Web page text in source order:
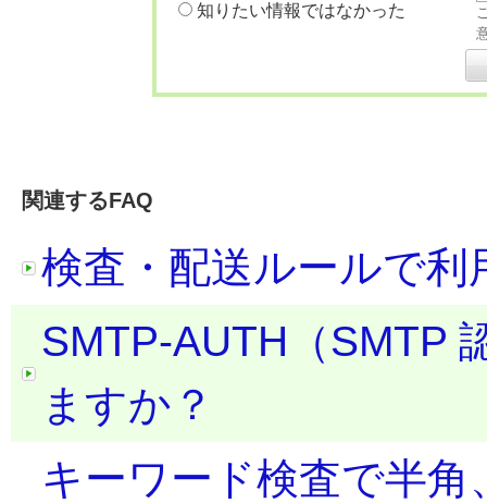
知りたい情報ではなかった
関連するFAQ
検査・配送ルールで
SMTP-AUTH（SMTP
ますか？
キーワード検査で半